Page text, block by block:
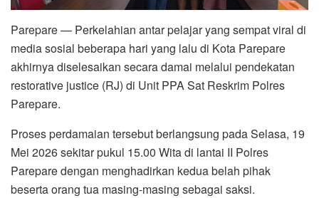
Parepare — Perkelahian antar pelajar yang sempat viral di
media sosial beberapa hari yang lalu di Kota Parepare
akhirnya diselesaikan secara damai melalui pendekatan
restorative justice (RJ) di Unit PPA Sat Reskrim Polres
Parepare.
Proses perdamaian tersebut berlangsung pada Selasa, 19
Mei 2026 sekitar pukul 15.00 Wita di lantai II Polres
Parepare dengan menghadirkan kedua belah pihak
beserta orang tua masing-masing sebagai saksi.